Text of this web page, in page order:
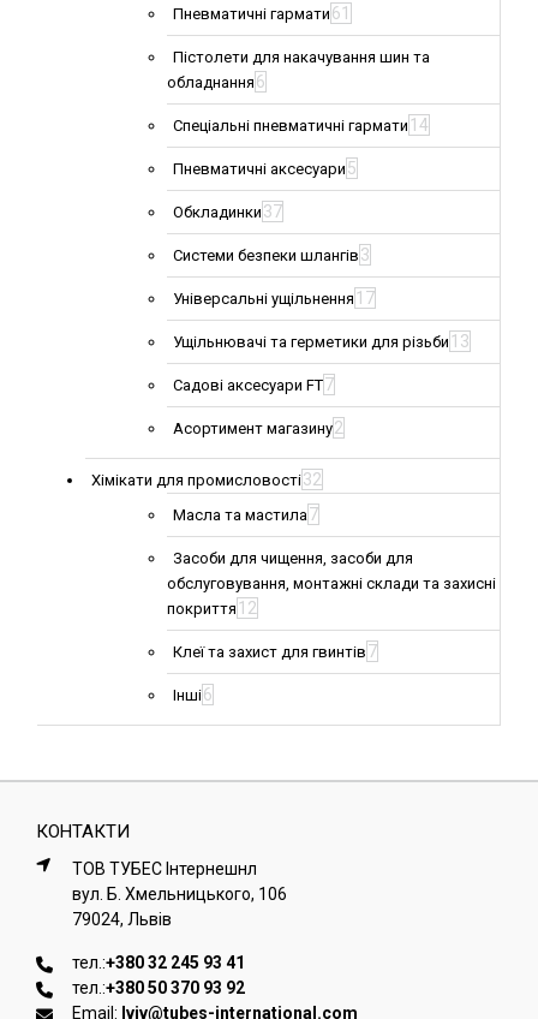
Пневматичні гармати 61
Пістолети для накачування шин та
обладнання 6
Спеціальні пневматичні гармати 14
Пневматичні аксесуари 5
Обкладинки 37
Системи безпеки шлангів 3
Універсальні ущільнення 17
Ущільнювачі та герметики для різьби 13
Садові аксесуари FT7
Асортимент магазину2
Хімікати для промисловості32
Масла та мастила7
Засоби для чищення, засоби для
обслуговування, монтажні склади та захисні
покриття 12
Клеї та захист для гвинтів 7
Інші6
КОНТАКТИ
ТОВ ТУБЕС Iнтернешнл
вул. Б. Хмельницького, 106
79024, Львiв
тел.:+380 32 245 93 41
тел.:+380 50 370 93 92
Email: lviv@tubes-international.com